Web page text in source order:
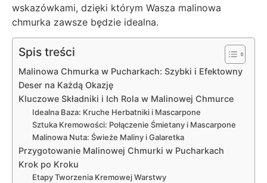
wskazówkami, dzięki którym Wasza malinowa
chmurka zawsze będzie idealna.
Spis treści
Malinowa Chmurka w Pucharkach: Szybki i Efektowny
Deser na Każdą Okazję
Kluczowe Składniki i Ich Rola w Malinowej Chmurce
Idealna Baza: Kruche Herbatniki i Mascarpone
Sztuka Kremowości: Połączenie Śmietany i Mascarpone
Malinowa Nuta: Świeże Maliny i Galaretka
Przygotowanie Malinowej Chmurki w Pucharkach
Krok po Kroku
Etapy Tworzenia Kremowej Warstwy